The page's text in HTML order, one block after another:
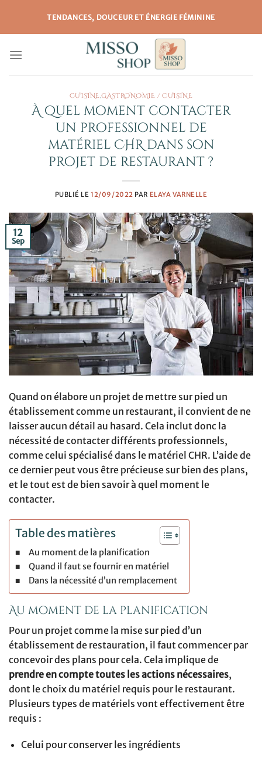
contenu
TENDANCES, DOUCEUR ET ÉNERGIE FÉMININE
CUISINE,GASTRONOMIE / CUISINE
À quel moment contacter
un professionnel de
matériel CHR dans son
projet de restaurant ?
PUBLIÉ LE12/09/2022 PAR ELAYA VARNELLE
12
Sep
Quand on élabore un projet de mettre sur pied un
établissement comme un restaurant, il convient de ne
laisser aucun détail au hasard. Cela inclut donc la
nécessité de contacter différents professionnels,
comme celui spécialisé dans le matériel CHR. L’aide de
ce dernier peut vous être précieuse sur bien des plans,
et le tout est de bien savoir à quel moment le
contacter.
Table des matières
Au moment de la planification
Quand il faut se fournir en matériel
Dans la nécessité d’un remplacement
Au moment de la planification
Pour un projet comme la mise sur pied d’un
établissement de restauration, il faut commencer par
concevoir des plans pour cela. Cela implique de
prendre en compte toutes les actions nécessaires,
dont le choix du matériel requis pour le restaurant.
Plusieurs types de matériels vont effectivement être
requis :
Celui pour conserver les ingrédients